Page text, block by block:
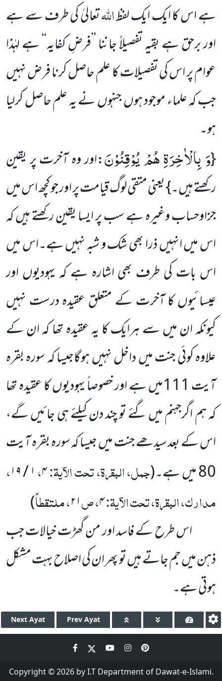
ہے اس کا ایک ایک لفظاللہتعالیٰ کی طرف سے ہے
اور برحق ہے بقیہ تفصیلاً جاننا ’’فرضِ کفایہ‘‘ ہے لہٰذا
عوام پر اس کی تفصیلات کا علم حاصل کرنا فرض نہیں
جب کہ علماء موجود ہوں جنہوں نے یہ علم حاصل کرلیا
ہو۔
{وَ بِالْاٰخِرَةِ هُمْ یُوْقِنُوْنَ:اور وہ آخرت پر یقین
رکھتے ہیں۔} یعنی متقی لوگ قیامت پر اور جو کچھ اس میں
جزاوحساب وغیرہ ہے سب پر ایسا یقین رکھتے ہیں کہ
اس میں انہیں ذرا بھی شک و شبہ نہیں ہے۔اس میں
اس بات کی طرف بھی اشارہ ہے کہ یہودیوں اور
عیسائیوں کا آخرت کے متعلق عقیدہ درست نہیں
کیونکہ ان میں سے ہرایک کا یہ عقیدہ تھا کہ ان کے
علاوہ کوئی جنت میں داخل نہیں ہوگاجیسا کہ سورہ بقرہ
آیت 111میں ہے اور خصوصاً یہودیوں کا عقیدہ تھا
کہ ہم اگرجہنم میں گئے تو چند دن کیلئے ہی جائیں گے،
اس کے بعد سیدھے جنت میں جیسا کہ سورہ بقرہ آیت
80 میں ہے۔
(جمل، البقرۃ، تحت الآیۃ:۴،۱ / ۱۹
،
مدارک، البقرۃ، تحت الآیۃ:۴، ص۲۱، ملتقطاً)
اس طرح کے فاسد اور من گھڑت خیالات جب
ذہن میں جم جاتے ہیں تو پھر ان کی اصلاح بہت مشکل
ہوتی ہے۔
Next Ayat Prev Ayat
Copyright © 2026 by I.T Department of Dawat-e-Islami.